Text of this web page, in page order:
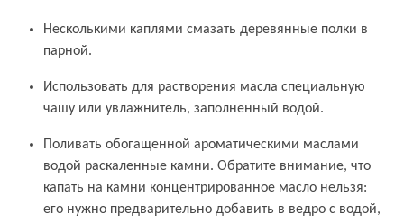
Несколькими каплями смазать деревянные полки в
парной.
Использовать для растворения масла специальную
чашу или увлажнитель, заполненный водой.
Поливать обогащенной ароматическими маслами
водой раскаленные камни. Обратите внимание, что
капать на камни концентрированное масло нельзя:
его нужно предварительно добавить в ведро с водой,